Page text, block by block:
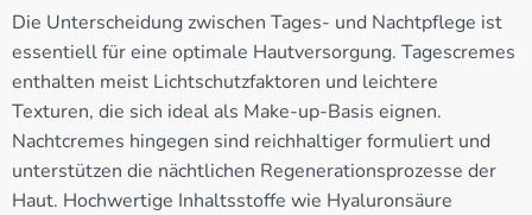
Die Unterscheidung zwischen Tages- und Nachtpflege ist
essentiell für eine optimale Hautversorgung. Tagescremes
enthalten meist Lichtschutzfaktoren und leichtere
Texturen, die sich ideal als Make-up-Basis eignen.
Nachtcremes hingegen sind reichhaltiger formuliert und
unterstützen die nächtlichen Regenerationsprozesse der
Haut. Hochwertige Inhaltsstoffe wie Hyaluronsäure